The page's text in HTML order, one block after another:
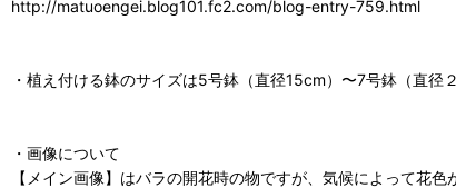
http://matuoengei.blog101.fc2.com/blog-entry-759.html
・植え付ける鉢のサイズは5号鉢（直径15cm）〜7号鉢（直径
・画像について
【メイン画像】はバラの開花時の物ですが、気候によって花色